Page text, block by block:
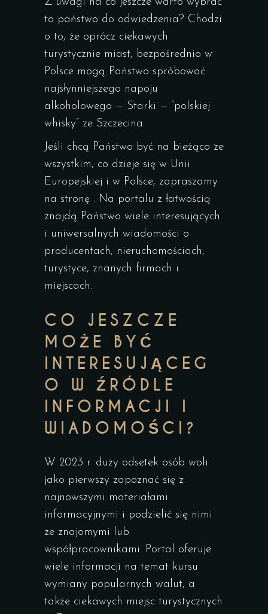
to państwo do odwiedzenia? Chodzi
o to, że oprócz ciekawych
turystycznie miast, bezpośrednio w
Polsce mogą Państwo spróbować
najsłynniejszego napoju
alkoholowego — Starki — “polskiej
whisky” ze Szczecina.
Jeśli chcą Państwo być na bieżąco ze
wszystkim, co dzieje się w Unii
Europejskiej i w Polsce, zapraszamy
na stronę . Na portalu z łatwością
znajdą Państwo wiele interesujących
i uniwersalnych wiadomości o
producentach, nieruchomościach,
turystyce, znanych firmach i
miejscach.
CO JESZCZE
MOŻE BYĆ
INTERESUJĄCEG
O W ŹRÓDLE
INFORMACJI I
WIADOMOŚCI?
W 2023 r. duży odsetek osób woli
jako pierwszy zapoznać się z
najnowszymi materiałami
informacyjnymi i podzielić się nimi
ze znajomymi lub
współpracownikami. Portal oferuje
wiele informacji na temat kursu
wymiany popularnych walut, a
także ciekawych miejsc turystycznych